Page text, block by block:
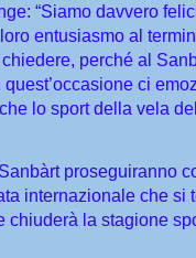
“Siamo davvero
entusiasmo al
perché al
ci
lo sport della vela
proseguiranno
internazionale che si
chiuderà la stagione